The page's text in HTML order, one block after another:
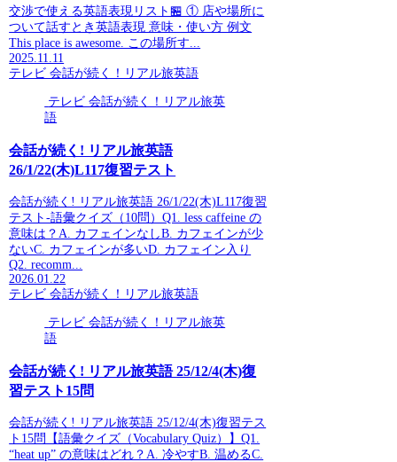
交渉で使える英語表現リスト🏪 ① 店や場所に
ついて話すとき英語表現 意味・使い方 例文
This place is awesome. この場所す...
2025.11.11
テレビ 会話が続く！リアル旅英語
テレビ 会話が続く！リアル旅英
語
会話が続く! リアル旅英語
26/1/22(木)L117復習テスト
会話が続く! リアル旅英語 26/1/22(木)L117復習
テスト-語彙クイズ（10問）Q1. less caffeine の
意味は？A. カフェインなしB. カフェインが少
ないC. カフェインが多いD. カフェイン入り
Q2. recomm...
2026.01.22
テレビ 会話が続く！リアル旅英語
テレビ 会話が続く！リアル旅英
語
会話が続く! リアル旅英語 25/12/4(木)復
習テスト15問
会話が続く! リアル旅英語 25/12/4(木)復習テス
ト15問【語彙クイズ（Vocabulary Quiz）】Q1.
“heat up” の意味はどれ？A. 冷やすB. 温めるC.